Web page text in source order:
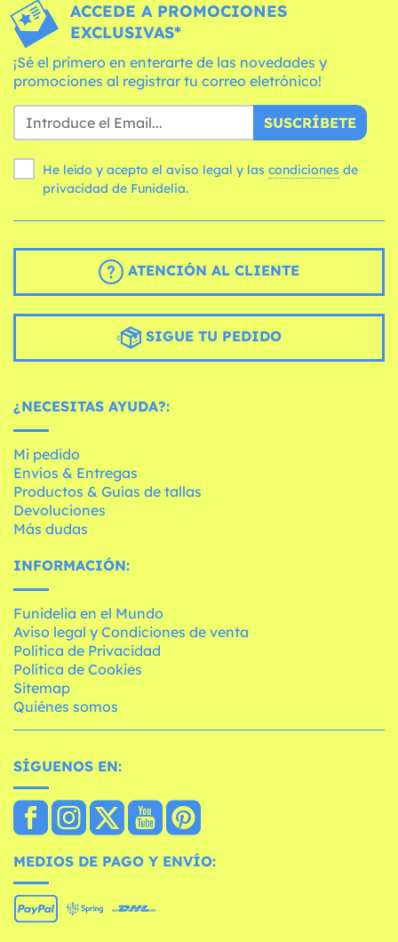
ACCEDE A PROMOCIONES
EXCLUSIVAS*
¡Sé el primero en enterarte de las novedades y
promociones al registrar tu correo eletrónico!
SUSCRÍBETE
He leído y acepto el aviso legal y las condiciones
privacidad de Funidelia.
ATENCIÓN AL CLIENTE
SIGUE TU PEDIDO
¿NECESITAS AYUDA?:
Mi pedido
Envíos & Entregas
Productos & Guías de tallas
Devoluciones
Más dudas
INFORMACIÓN:
Funidelia en el Mundo
Aviso legal y Condiciones de venta
Política de Privacidad
Política de Cookies
Sitemap
Quiénes somos
SÍGUENOS EN:
MEDIOS DE PAGO Y ENVÍO: